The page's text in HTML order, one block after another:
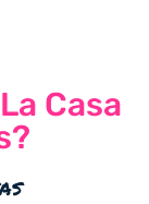
Casa